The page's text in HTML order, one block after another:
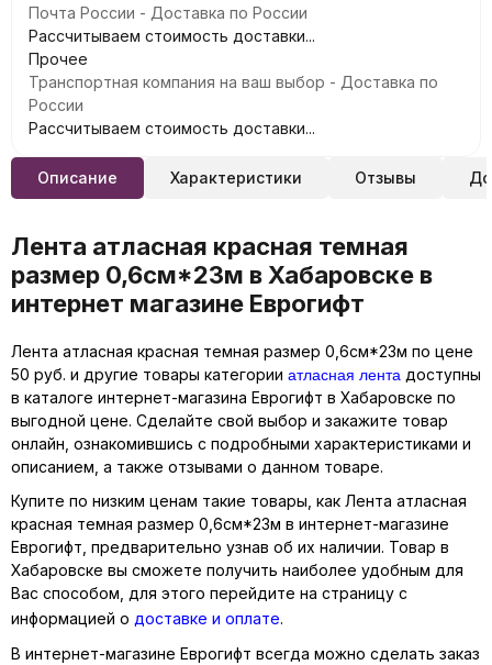
Почта России - Доставка по России
Рассчитываем стоимость доставки...
Прочее
Транспортная компания на ваш выбор - Доставка по
России
Рассчитываем стоимость доставки...
Описание Характеристики Отзывы
Лента атласная красная темная
размер 0,6см*23м в Хабаровске в
интернет магазине Еврогифт
Лента атласная красная темная размер 0,6см*23м по цене
50 руб. и другие товары категории атласная лента доступны
в каталоге интернет-магазина Еврогифт в Хабаровске по
выгодной цене. Сделайте свой выбор и закажите товар
онлайн, ознакомившись с подробными характеристиками и
описанием, а также отзывами о данном товаре.
Купите по низким ценам такие товары, как Лента атласная
красная темная размер 0,6см*23м в интернет-магазине
Еврогифт, предварительно узнав об их наличии. Товар в
Хабаровске вы сможете получить наиболее удобным для
Вас способом, для этого перейдите на страницу с
информацией о доставке и оплате.
В интернет-магазине Еврогифт всегда можно сделать заказ